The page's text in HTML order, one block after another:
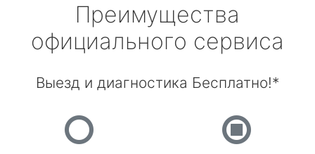
Преимущества
официального сервиса
Выезд и диагностика Бесплатно!*